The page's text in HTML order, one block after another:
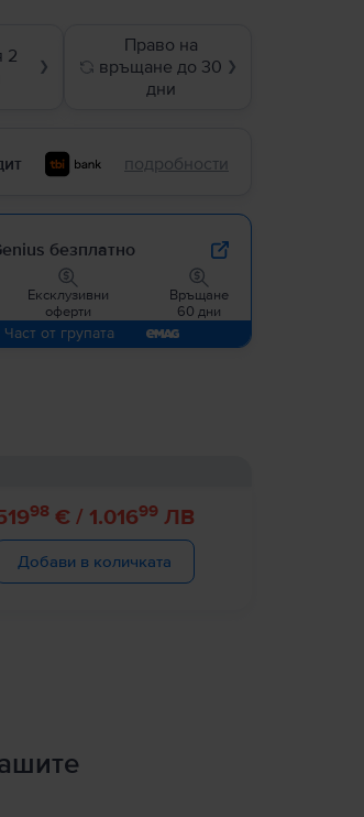
2
❯
Право на
връщане до 30
дни
❯
подробности
безплатно
Ексклузивни
оферти
Връщане
60 дни
Част от групата
98 € / 1.01699 ЛВ
Добави в количката